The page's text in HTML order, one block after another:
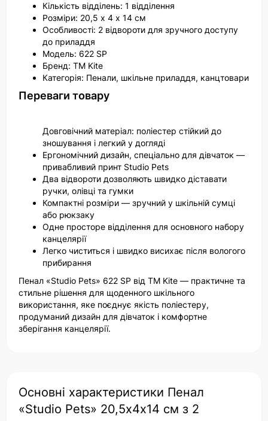
Кількість відділень: 1 відділення
Розміри: 20,5 х 4 х 14 см
Особливості: 2 відвороти для зручного доступу
до приладдя
Модель: 622 SP
Бренд: ТМ Kite
Категорія: Пенали, шкільне приладдя, канцтовари
Переваги товару
Довговічний матеріал: поліестер стійкий до
зношування і легкий у догляді
Ергономічний дизайн, спеціально для дівчаток —
привабливий принт Studio Pets
Два відвороти дозволяють швидко діставати
ручки, олівці та гумки
Компактні розміри — зручний у шкільній сумці
або рюкзаку
Одне просторе відділення для основного набору
канцелярії
Легко чиститься і швидко висихає після вологого
прибирання
Пенал «Studio Pets» 622 SP від ТМ Kite — практичне та
стильне рішення для щоденного шкільного
використання, яке поєднує якість поліестеру,
продуманий дизайн для дівчаток і комфортне
зберігання канцелярії.
Основні характеристики Пенал
«Studio Pets» 20,5х4х14 см з 2